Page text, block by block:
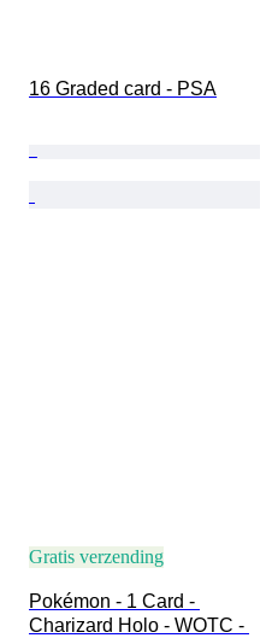
16 Graded card - PSA
Gratis verzending
Pokémon - 1 Card -
Charizard Holo - WOTC -